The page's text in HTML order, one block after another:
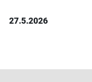
27.5.2026